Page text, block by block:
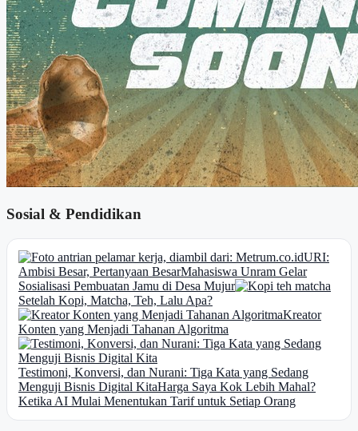
Sosial & Pendidikan
URI:
Ambisi Besar, Pertanyaan BesarMahasiswa Unram Gelar
Sosialisasi Pembuatan Jamu di Desa Mujur
Setelah Kopi, Matcha, Teh, Lalu Apa?
Kreator
Konten yang Menjadi Tahanan Algoritma
Testimoni, Konversi, dan Nurani: Tiga Kata yang Sedang
Menguji Bisnis Digital KitaHarga Saya Kok Lebih Mahal?
Ketika AI Mulai Menentukan Tarif untuk Setiap Orang